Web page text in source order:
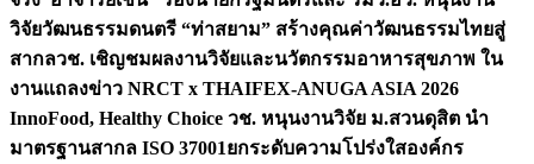
วิจัยวัฒนธรรมดนตรี “ท่าสยาม” สร้างคุณค่าวัฒนธรรมไทยสู่
สากลวช. เชิญชมผลงานวิจัยและนวัตกรรมอาหารสุขภาพ ใน
งานแถลงข่าว NRCT x THAIFEX-ANUGA ASIA 2026
InnoFood, Healthy Choice วช. หนุนงานวิจัย ม.สวนดุสิต นำ
มาตรฐานสากล ISO 37001ยกระดับความโปร่งใสองค์กร